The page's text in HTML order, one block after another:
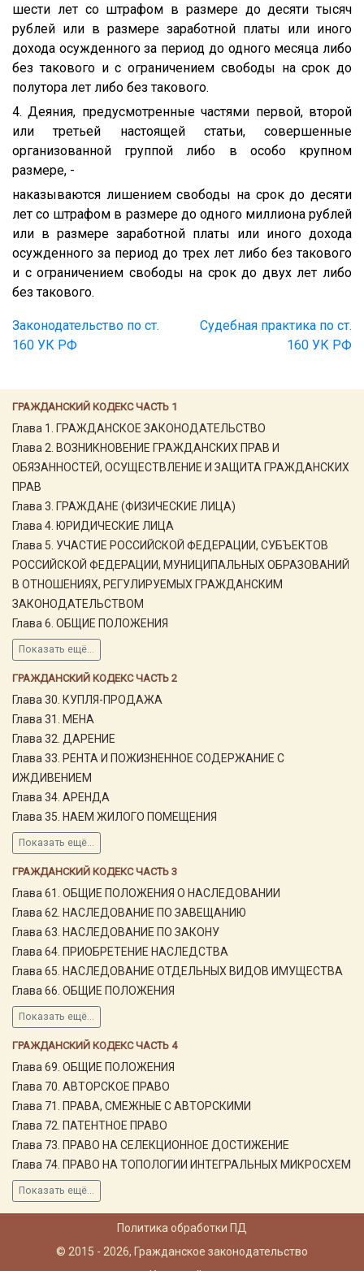
ГРАЖДАНСКИЙ КОДЕКС ЧАСТЬ 1
Глава 1. ГРАЖДАНСКОЕ ЗАКОНОДАТЕЛЬСТВО
Глава 2. ВОЗНИКНОВЕНИЕ ГРАЖДАНСКИХ ПРАВ И
ОБЯЗАННОСТЕЙ, ОСУЩЕСТВЛЕНИЕ И ЗАЩИТА ГРАЖДАНСКИХ
ПРАВ
Глава 3. ГРАЖДАНЕ (ФИЗИЧЕСКИЕ ЛИЦА)
Глава 4. ЮРИДИЧЕСКИЕ ЛИЦА
Глава 5. УЧАСТИЕ РОССИЙСКОЙ ФЕДЕРАЦИИ, СУБЪЕКТОВ
РОССИЙСКОЙ ФЕДЕРАЦИИ, МУНИЦИПАЛЬНЫХ ОБРАЗОВАНИЙ
В ОТНОШЕНИЯХ, РЕГУЛИРУЕМЫХ ГРАЖДАНСКИМ
ЗАКОНОДАТЕЛЬСТВОМ
Глава 6. ОБЩИЕ ПОЛОЖЕНИЯ
Показать ещё...
ГРАЖДАНСКИЙ КОДЕКС ЧАСТЬ 2
Глава 30. КУПЛЯ-ПРОДАЖА
Глава 31. МЕНА
Глава 32. ДАРЕНИЕ
Глава 33. РЕНТА И ПОЖИЗНЕННОЕ СОДЕРЖАНИЕ С
ИЖДИВЕНИЕМ
Глава 34. АРЕНДА
Глава 35. НАЕМ ЖИЛОГО ПОМЕЩЕНИЯ
Показать ещё...
ГРАЖДАНСКИЙ КОДЕКС ЧАСТЬ 3
Глава 61. ОБЩИЕ ПОЛОЖЕНИЯ О НАСЛЕДОВАНИИ
Глава 62. НАСЛЕДОВАНИЕ ПО ЗАВЕЩАНИЮ
Глава 63. НАСЛЕДОВАНИЕ ПО ЗАКОНУ
Глава 64. ПРИОБРЕТЕНИЕ НАСЛЕДСТВА
Глава 65. НАСЛЕДОВАНИЕ ОТДЕЛЬНЫХ ВИДОВ ИМУЩЕСТВА
Глава 66. ОБЩИЕ ПОЛОЖЕНИЯ
Показать ещё...
ГРАЖДАНСКИЙ КОДЕКС ЧАСТЬ 4
Глава 69. ОБЩИЕ ПОЛОЖЕНИЯ
Глава 70. АВТОРСКОЕ ПРАВО
Глава 71. ПРАВА, СМЕЖНЫЕ С АВТОРСКИМИ
Глава 72. ПАТЕНТНОЕ ПРАВО
Глава 73. ПРАВО НА СЕЛЕКЦИОННОЕ ДОСТИЖЕНИЕ
Глава 74. ПРАВО НА ТОПОЛОГИИ ИНТЕГРАЛЬНЫХ МИКРОСХЕМ
Показать ещё...
шести лет со штрафом в размере до десяти тысяч
рублей или в размере заработной платы или иного
дохода осужденного за период до одного месяца либо
без такового и с ограничением свободы на срок до
полутора лет либо без такового.
4. Деяния, предусмотренные частями первой, второй
или третьей настоящей статьи, совершенные
организованной группой либо в особо крупном
размере, -
наказываются лишением свободы на срок до десяти
лет со штрафом в размере до одного миллиона рублей
или в размере заработной платы или иного дохода
осужденного за период до трех лет либо без такового
и с ограничением свободы на срок до двух лет либо
без такового.
Законодательство по ст.
160 УК РФ
Судебная практика по ст.
160 УК РФ
Политика обработки ПД
© 2015 - 2026, Гражданское законодательство